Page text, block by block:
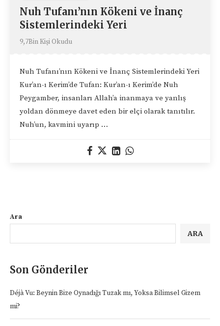
Nuh Tufanı’nın Kökeni ve İnanç
Sistemlerindeki Yeri
9,7Bin Kişi Okudu
Nuh Tufanı’nın Kökeni ve İnanç Sistemlerindeki Yeri
Kur’an-ı Kerim’de Tufan: Kur’an-ı Kerim’de Nuh
Peygamber, insanları Allah’a inanmaya ve yanlış
yoldan dönmeye davet eden bir elçi olarak tanıtılır.
Nuh’un, kavmini uyarıp …
Ara
ARA
Son Gönderiler
Déjà Vu: Beynin Bize Oynadığı Tuzak mı, Yoksa Bilimsel Gizem
mi?